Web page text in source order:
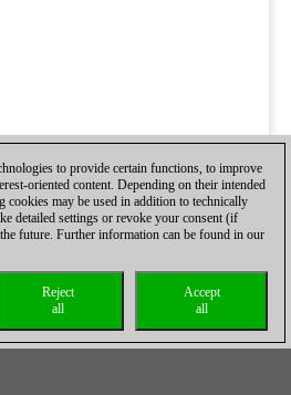
to provide certain functions, to improve
oriented content. Depending on their intended
cookies may be used in addition to technically
detailed settings or revoke your consent (if
future. Further information can be found in our
Accept
all
Reject
all